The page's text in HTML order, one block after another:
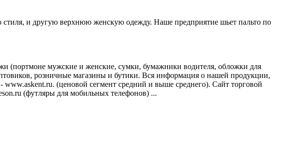
стиля, и другую верхнюю женскую одежду. Наше предприятие шьет пальто по
(портмоне мужские и женские, сумки, бумажники водителя, обложки для
розничные магазины и бутики. Вся информация о нашей продукции,
(ценовой сегмент средний и выше среднего). Сайт торговой
(футляры для мобильных телефонов) ...